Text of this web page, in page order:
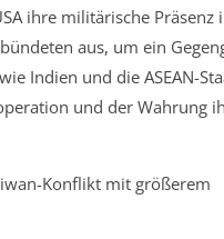
ihre militärische Präsenz
aus, um ein
Indien und die ASEAN-
und der Wahrung
Konflikt mit größerem